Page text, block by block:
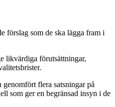
förslag som de ska lägga fram i
likvärdiga förutsättningar,
flera satsningar på
som ger en begränsad insyn i de